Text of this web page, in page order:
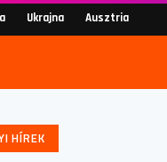
Ukrajna Ausztria
HÍREK